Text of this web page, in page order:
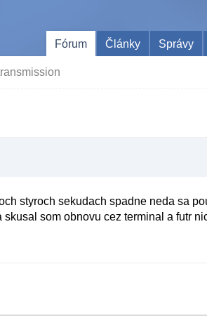
Fórum
Články Správy
styroch sekudach spadne neda sa
som obnovu cez terminal a futr